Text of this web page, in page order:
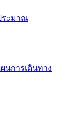
ระมาณ
นการเดินทาง